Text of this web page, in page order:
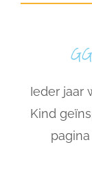
Ieder jaar
Kind